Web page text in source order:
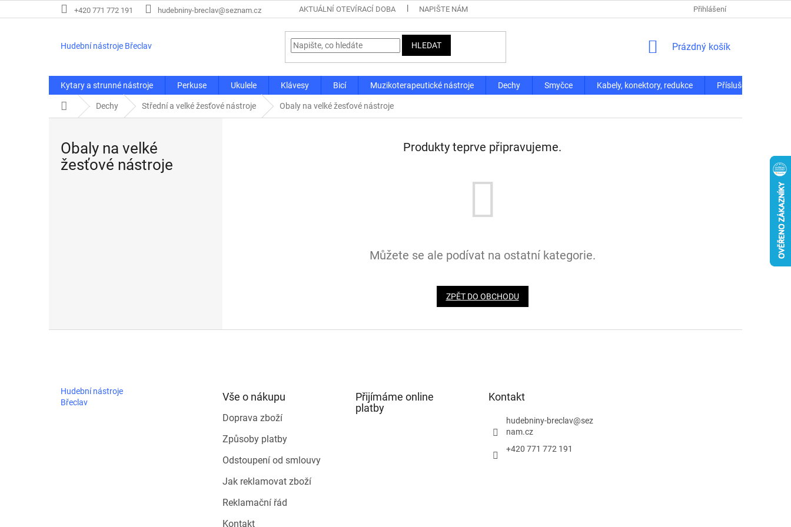
na
+420 771 772 191 hudebniny-breclav@seznam.cz AKTUÁLNÍ OTEVÍRACÍ DOBA NAPIŠTE NÁM Přihlášení
Hudební nástroje Břeclav HLEDAT
NÁKUPNÍ
Prázdný košík
Kytary a strunné nástroje Perkuse Ukulele Klávesy Bicí Muzikoterapeutické nástroje Dechy Smyčce Kabely, konektory, redukce Příslušenství
Domů Dechy Střední a velké žesťové nástroje Obaly na velké žesťové nástroje
Obaly na velké
žesťové nástroje
Produkty teprve připravujeme.
Můžete se ale podívat na ostatní kategorie.
ZPĚT DO OBCHODU
Hudební nástroje
Břeclav
Vše o nákupu
Doprava zboží
Způsoby platby
Odstoupení od smlouvy
Jak reklamovat zboží
Reklamační řád
Kontakt
Přijímáme online
platby
Kontakt
hudebniny-breclav@sez
nam.cz
+420 771 772 191